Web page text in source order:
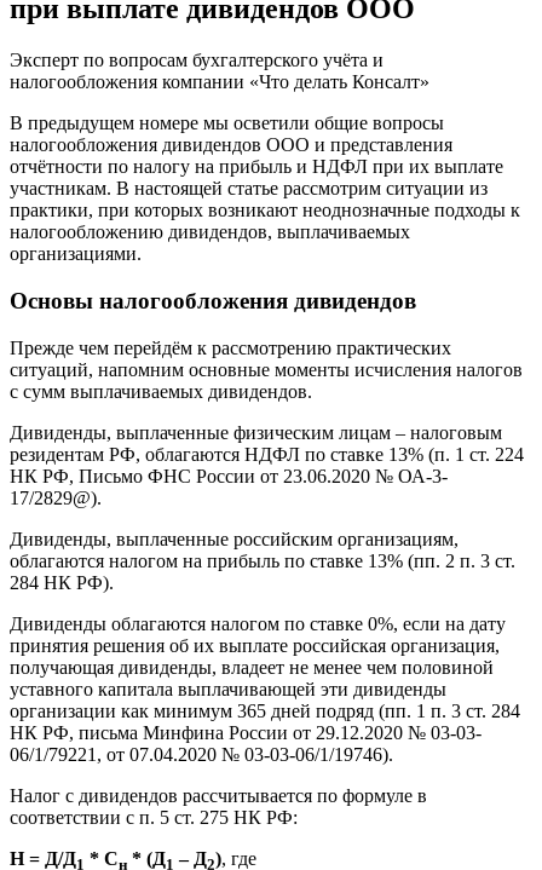
при выплате дивидендов ООО
Эксперт по вопросам бухгалтерского учёта и
налогообложения компании «Что делать Консалт»
В предыдущем номере мы осветили общие вопросы
налогообложения дивидендов ООО и представления
отчётности по налогу на прибыль и НДФЛ при их выплате
участникам. В настоящей статье рассмотрим ситуации из
практики, при которых возникают неоднозначные подходы к
налогообложению дивидендов, выплачиваемых
организациями.
Основы налогообложения дивидендов
Прежде чем перейдём к рассмотрению практических
ситуаций, напомним основные моменты исчисления налогов
с сумм выплачиваемых дивидендов.
Дивиденды, выплаченные физическим лицам – налоговым
резидентам РФ, облагаются НДФЛ по ставке 13% (п. 1 ст. 224
НК РФ, Письмо ФНС России от 23.06.2020 № ОА-3-
17/2829@).
Дивиденды, выплаченные российским организациям,
облагаются налогом на прибыль по ставке 13% (пп. 2 п. 3 ст.
284 НК РФ).
Дивиденды облагаются налогом по ставке 0%, если на дату
принятия решения об их выплате российская организация,
получающая дивиденды, владеет не менее чем половиной
уставного капитала выплачивающей эти дивиденды
организации как минимум 365 дней подряд (пп. 1 п. 3 ст. 284
НК РФ, письма Минфина России от 29.12.2020 № 03-03-
06/1/79221, от 07.04.2020 № 03-03-06/1/19746).
Налог с дивидендов рассчитывается по формуле в
соответствии с п. 5 ст. 275 НК РФ:
H = Д/Д1 * Сн * (Д1 – Д2), где